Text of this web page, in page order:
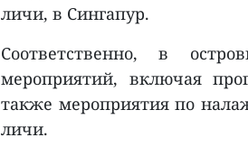
личи, в Сингапур.
Соответственно, в
мероприятий, включая
также мероприятия по
личи.